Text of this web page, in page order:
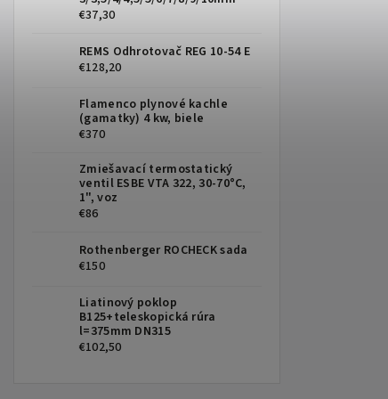
€37,30
REMS Odhrotovač REG 10-54 E
€128,20
Flamenco plynové kachle
(gamatky) 4 kw, biele
€370
Zmiešavací termostatický
ventil ESBE VTA 322, 30-70°C,
1", voz
€86
Rothenberger ROCHECK sada
€150
Liatinový poklop
B125+teleskopická rúra
l=375mm DN315
€102,50